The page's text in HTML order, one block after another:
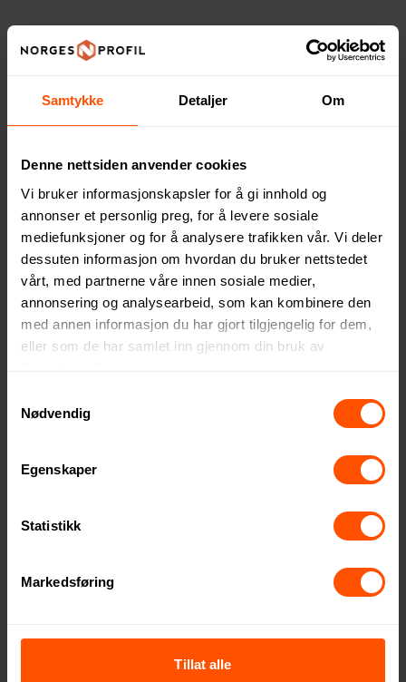
Samtykke Detaljer Om
Denne nettsiden anvender cookies
Vi bruker informasjonskapsler for å gi innhold og
annonser et personlig preg, for å levere sosiale
mediefunksjoner og for å analysere trafikken vår. Vi deler
dessuten informasjon om hvordan du bruker nettstedet
vårt, med partnerne våre innen sosiale medier,
annonsering og analysearbeid, som kan kombinere den
med annen informasjon du har gjort tilgjengelig for dem,
eller som de har samlet inn gjennom din bruk av
Nødvendig
Egenskaper
Statistikk
Markedsføring
Tillat alle
Arras 450 ml RCS Aluminium
Kopp som Skifter Farge
102 NOKved 500 stk.
Jeger 250 ml Trekrus
230 NOK ved 500 stk.
2